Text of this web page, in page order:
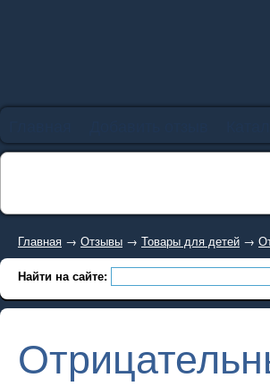
Главная → Отзывы → Товары для детей →
Найти на сайте: